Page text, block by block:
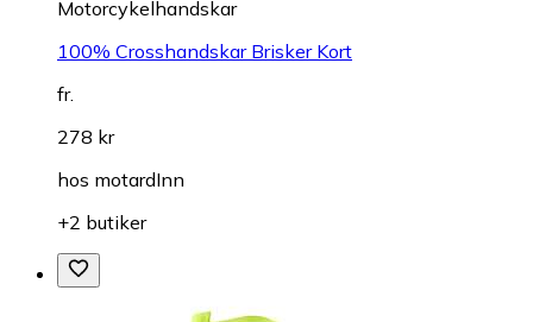
Motorcykelhandskar
100% Crosshandskar Brisker Kort
fr.
278 kr
hos motardInn
+2 butiker